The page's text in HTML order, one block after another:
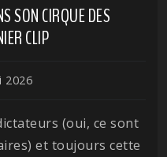
SON CIRQUE DES
CLIP
2026
(oui, ce sont
et toujours cette